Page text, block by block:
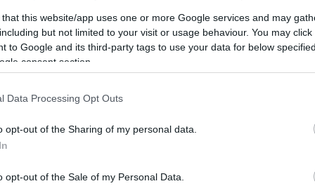
that this website/app uses one or more Google services and may
but not limited to your visit or usage behaviour. You may
to Google and its third-party tags to use your data for below
consent section.
Data Processing Opt Outs
opt-out of the Sharing of my personal data.
opt-out of the Sale of my Personal Data.
kérdezzenek minket. Ezután nézzük vissza
mindenki szeme láttára hibázunk vagy
Bizonyos mértékű szorongás természetes,
is lehet, mivel a szorongás következtében
és élénkebbé és motiváltabbá tesz. Ha
fizikai és érzelmi állapotunkra egyaránt
jelentkezhetnek: szorongásos roham,
gyengeség, remegés, szapora pulzus,
nő, az egyén mindinkább annak
2024
kereső